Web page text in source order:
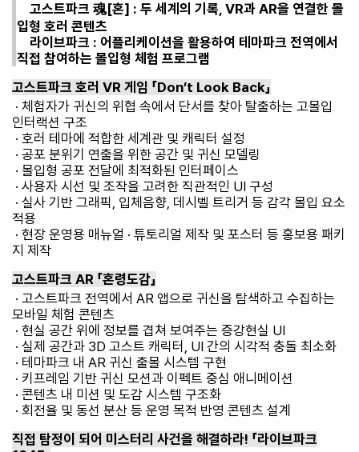
고스트파크 魂[혼] : 두 세계의 기록, VR과 AR을 연결한 몰
입형 호러 콘텐츠
라이브파크 : 어플리케이션을 활용하여 테마파크 전역에서
직접 참여하는 몰입형 체험 프로그램
고스트파크 호러 VR 게임 「Don’t Look Back」
· 체험자가 귀신의 위협 속에서 단서를 찾아 탈출하는 고몰입
인터랙션 구조
· 호러 테마에 적합한 세계관 및 캐릭터 설정
· 공포 분위기 연출을 위한 공간 및 귀신 모델링
· 몰입형 공포 전달에 최적화된 인터페이스
· 사용자 시선 및 조작을 고려한 직관적인 UI 구성
· 실사 기반 그래픽, 입체음향, 데시벨 트리거 등 감각 몰입 요소
적용
· 현장 운영용 매뉴얼 · 튜토리얼 제작 및 포스터 등 홍보용 패키
지 제작
고스트파크 AR 「혼령도감」
· 고스트파크 전역에서 AR 앱으로 귀신을 탐색하고 수집하는
모바일 체험 콘텐츠
· 현실 공간 위에 정보를 겹쳐 보여주는 증강현실 UI
· 실제 공간과 3D 고스트 캐릭터, UI 간의 시각적 충돌 최소화
· 테마파크 내 AR 귀신 출몰 시스템 구현
· 키프레임 기반 귀신 모션과 이펙트 중심 애니메이션
· 콘텐츠 내 미션 및 도감 시스템 구조화
· 회전율 및 동선 분산 등 운영 목적 반영 콘텐츠 설계
직접 탐정이 되어 미스터리 사건을 해결하라! 「라이브파크